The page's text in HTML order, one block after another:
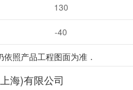
130
-40
照产品工程图面为准．
海)有限公司